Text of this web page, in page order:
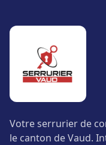
Votre serrurier de
le canton de Vaud.